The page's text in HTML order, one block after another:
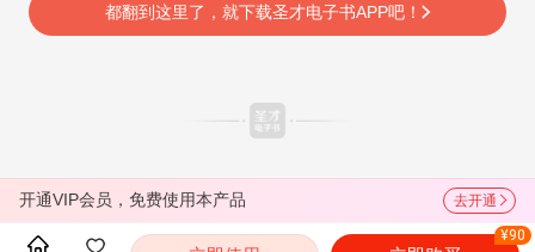
都翻到这里了，就下载圣才电子书APP吧！
开通VIP会员，免费使用本产品 去开通
¥90